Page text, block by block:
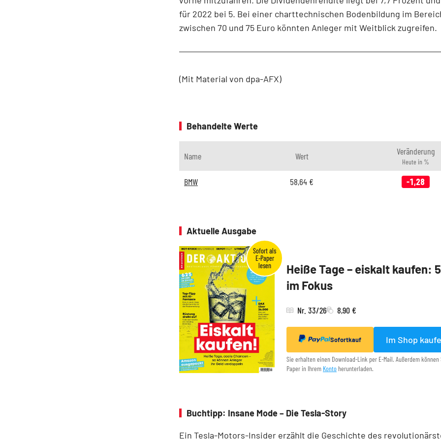
für 2022 bei 5. Bei einer charttechnischen Bodenbildung im
zwischen 70 und 75 Euro könnten Anleger mit Weitblick zugreifen.
(Mit Material von dpa-AFX)
Behandelte Werte
Name Wert Veränderung
Heute in %
BMW 58,64 € -1,28
Aktuelle Ausgabe
Heiße Tage – eiskalt kaufen:
im Fokus
Nr. 33/26 8,90 €
Sofortkauf Im Shop
Sie erhalten einen Download-Link per E-Mail. Außerdem
Paper in Ihrem Konto herunterladen.
Buchtipp: Insane Mode – Die Tesla-Story
Ein Tesla-Motors-Insider erzählt die Geschichte des